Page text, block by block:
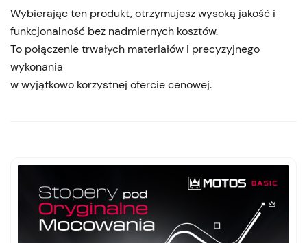
Wybierając ten produkt, otrzymujesz wysoką jakość i
funkcjonalność bez nadmiernych kosztów.
To połączenie trwałych materiałów i precyzyjnego
wykonania
w wyjątkowo korzystnej ofercie cenowej.